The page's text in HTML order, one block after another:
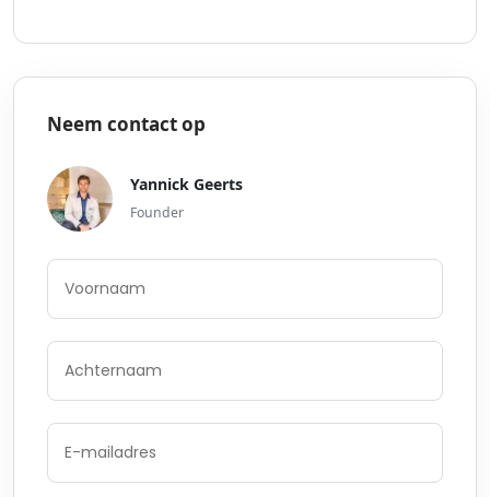
Neem contact op
Yannick Geerts
Founder